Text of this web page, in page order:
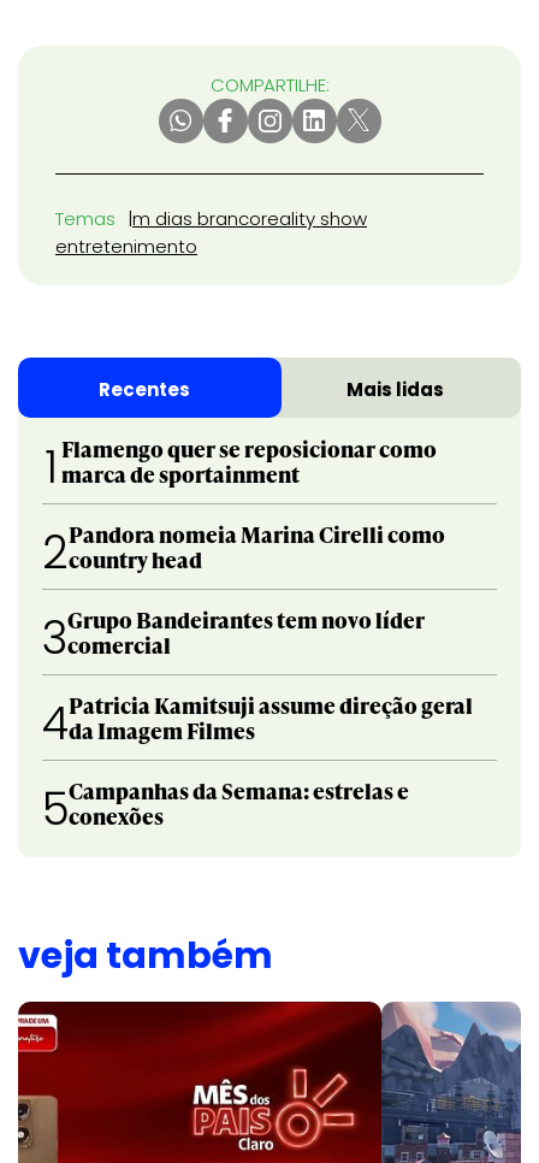
COMPARTILHE:
Temas m dias brancoreality show
entretenimento
Recentes Mais lidas
1 Flamengo quer se reposicionar como
marca de sportainment
2Pandora nomeia Marina Cirelli como
country head
3Grupo Bandeirantes tem novo líder
comercial
4Patricia Kamitsuji assume direção geral
da Imagem Filmes
5Campanhas da Semana: estrelas e
conexões
veja também